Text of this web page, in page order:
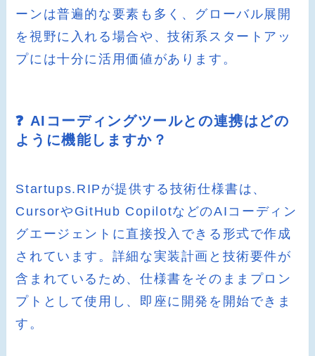
ーンは普遍的な要素も多く、グローバル展開
を視野に入れる場合や、技術系スタートアッ
プには十分に活用価値があります。
❓ AIコーディングツールとの連携はどの
ように機能しますか？
Startups.RIPが提供する技術仕様書は、
CursorやGitHub CopilotなどのAIコーディン
グエージェントに直接投入できる形式で作成
されています。詳細な実装計画と技術要件が
含まれているため、仕様書をそのままプロン
プトとして使用し、即座に開発を開始できま
す。